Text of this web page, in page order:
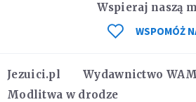
Jezuici.pl Wydawnictwo WAM
Modlitwa w drodze
Wspieraj naszą
WSPOMÓŻ